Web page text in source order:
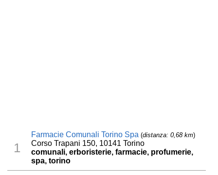
1
Farmacie Comunali Torino Spa (distanza: 0,68 km)
Corso Trapani 150, 10141 Torino
comunali, erboristerie, farmacie, profumerie,
spa, torino